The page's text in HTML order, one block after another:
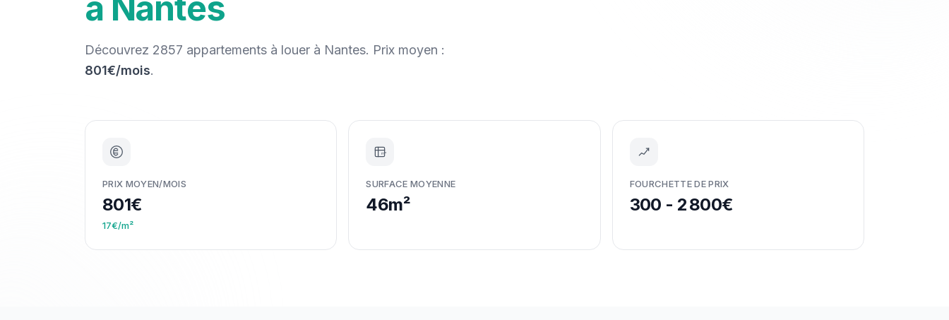
Découvrez 2857 appartements à louer à Nantes. Prix moyen :
801€/mois.
PRIX MOYEN/MOIS
801€
17€/m²
m²
SURFACE MOYENNE
46m²
FOURCHETTE DE PRIX
300 - 2 800€